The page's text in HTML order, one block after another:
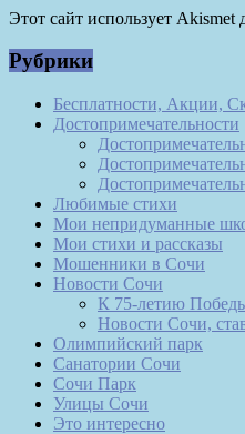
Этот сайт использует
Рубрики
Бесплатности, Акции,
Достопримечательности
Любимые стихи
Мои непридуманные
Мои стихи и рассказы
Мошенники в Сочи
Новости Сочи
К 75-летию
Новости Сочи,
Олимпийский парк
Санатории Сочи
Сочи Парк
Улицы Сочи
Это интересно